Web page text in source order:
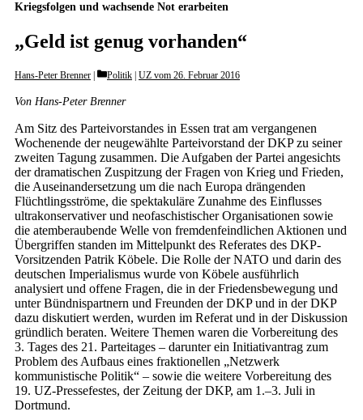
Kriegsfolgen und wachsende Not erarbeiten
„Geld ist genug vorhanden“
Hans-Peter Brenner Categories
Politik UZ vom 26. Februar 2016
Von Hans-Peter Brenner
Am Sitz des Parteivorstandes in Essen trat am vergangenen
Wochenende der neugewählte Parteivorstand der DKP zu seiner
zweiten Tagung zusammen. Die Aufgaben der Partei angesichts
der dramatischen Zuspitzung der Fragen von Krieg und Frieden,
die Auseinandersetzung um die nach Europa drängenden
Flüchtlingsströme, die spektakuläre Zunahme des Einflusses
ultrakonservativer und neofaschistischer Organisationen sowie
die atemberaubende Welle von fremdenfeindlichen Aktionen und
Übergriffen standen im Mittelpunkt des Referates des DKP-
Vorsitzenden Patrik Köbele. Die Rolle der NATO und darin des
deutschen Imperialismus wurde von Köbele ausführlich
analysiert und offene Fragen, die in der Friedensbewegung und
unter Bündnispartnern und Freunden der DKP und in der DKP
dazu diskutiert werden, wurden im Referat und in der Diskussion
gründlich beraten. Weitere Themen waren die Vorbereitung des
3. Tages des 21. Parteitages – darunter ein Initiativantrag zum
Problem des Aufbaus eines fraktionellen „Netzwerk
kommunistische Politik“ – sowie die weitere Vorbereitung des
19. UZ-Pressefestes, der Zeitung der DKP, am 1.–3. Juli in
Dortmund.